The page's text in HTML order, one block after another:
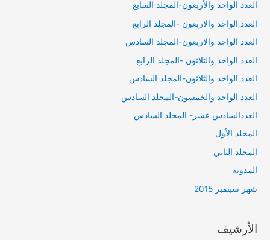
العدد الواحد والأربعون-المجلد السابع
العدد الواحد والاربعون -المجلد الرابع
العدد الواحد والاربعون-المجلد السادس
العدد الواحد والثلاثون -المجلد الرابع
العدد الواحد والثلاثون-المجلد السادس
العدد الواحد والخمسون-المجلد السادس
العددالسادس عشر- المجلد السادس
المجلد الأول
المجلد الثاني
المدونة
شهر سبتمبر 2015
الأرشيف